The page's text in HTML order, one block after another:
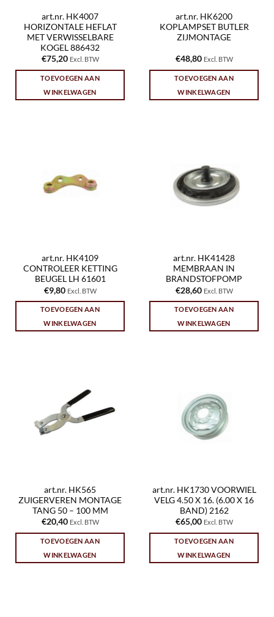
art.nr. HK4007
HORIZONTALE HEFLAT
MET VERWISSELBARE
KOGEL 886432
€75,20 Excl. BTW
TOEVOEGEN AAN
WINKELWAGEN
art.nr. HK6200
KOPLAMPSET BUTLER
ZIJMONTAGE
€48,80 Excl. BTW
TOEVOEGEN AAN
WINKELWAGEN
art.nr. HK4109
CONTROLEER KETTING
BEUGEL LH 61601
€9,80 Excl. BTW
TOEVOEGEN AAN
WINKELWAGEN
art.nr. HK41428
MEMBRAAN IN
BRANDSTOFPOMP
€28,60 Excl. BTW
TOEVOEGEN AAN
WINKELWAGEN
art.nr. HK565
ZUIGERVEREN MONTAGE
TANG 50 – 100 MM
€20,40 Excl. BTW
TOEVOEGEN AAN
WINKELWAGEN
art.nr. HK1730 VOORWIEL
VELG 4.50 X 16. (6.00 X 16
BAND) 2162
€65,00 Excl. BTW
TOEVOEGEN AAN
WINKELWAGEN